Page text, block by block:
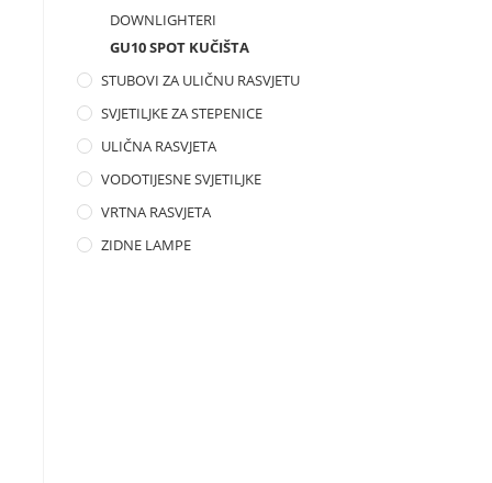
DOWNLIGHTERI
GU10 SPOT KUČIŠTA
STUBOVI ZA ULIČNU RASVJETU
SVJETILJKE ZA STEPENICE
ULIČNA RASVJETA
VODOTIJESNE SVJETILJKE
VRTNA RASVJETA
ZIDNE LAMPE